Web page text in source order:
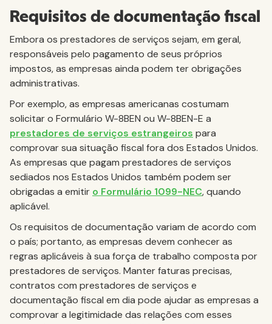
Requisitos de documentação fiscal
Embora os prestadores de serviços sejam, em geral,
responsáveis pelo pagamento de seus próprios
impostos, as empresas ainda podem ter obrigações
administrativas.
Por exemplo, as empresas americanas costumam
solicitar o Formulário W-8BEN ou W-8BEN-E a
prestadores de serviços estrangeiros para
comprovar sua situação fiscal fora dos Estados Unidos.
As empresas que pagam prestadores de serviços
sediados nos Estados Unidos também podem ser
obrigadas a emitir o Formulário 1099-NEC, quando
aplicável.
Os requisitos de documentação variam de acordo com
o país; portanto, as empresas devem conhecer as
regras aplicáveis à sua força de trabalho composta por
prestadores de serviços. Manter faturas precisas,
contratos com prestadores de serviços e
documentação fiscal em dia pode ajudar as empresas a
comprovar a legitimidade das relações com esses